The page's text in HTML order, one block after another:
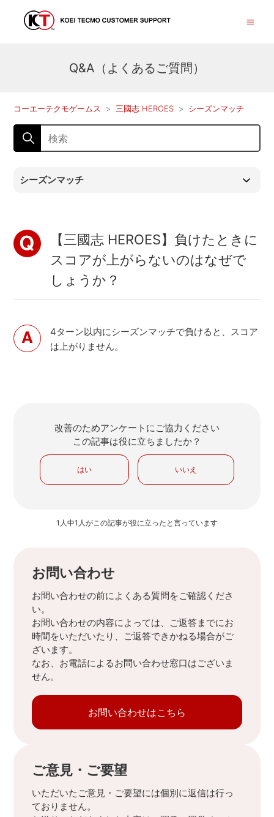
Q&A（よくあるご質問）
コーエーテクモゲームス 三國志 HEROES シーズンマッチ
シーズンマッチ
【三國志 HEROES】負けたときに
スコアが上がらないのはなぜで
しょうか？
4ターン以内にシーズンマッチで負けると、スコア
は上がりません。
改善のためアンケートにご協力ください
この記事は役に立ちましたか？
はい いいえ
1人中1人がこの記事が役に立ったと言っています
お問い合わせ
お問い合わせの前によくある質問をご確認くださ
い。
お問い合わせの内容によっては、ご返答までにお
時間をいただいたり、ご返答できかねる場合がご
ざいます。
なお、お電話によるお問い合わせ窓口はございま
せん。
お問い合わせはこちら
ご意見・ご要望
いただいたご意見・ご要望には個別に返信は行っ
ておりません。